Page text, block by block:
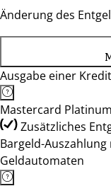
Änderung des
Ausgabe einer
Mastercard Platinum
Zusätzliches
Bargeld-
Geldautomaten